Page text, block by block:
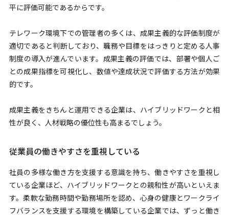
平に評価可能であるからです。
テレワーク環境下での管理者の多くは、成果主義的な評価制度が
適切であると判断しており、職務や目標をはっきりと定める人事
制度の導入が進んでいます。成果主義の評価では、部署や個人ご
との成果指標を可視化し、数値や達成状況で評価する方法が効果
的です。
成果主義をきちんと運用できる企業は、ハイブリッドワークと相
性が良く、人材戦略の優位性も高まるでしょう。
従業員の働きやすさを重視している
社員の多様な働き方を支援する意識を持ち、働きやすさを重視し
ている企業ほど、ハイブリッドワークとの親和性が高いといえま
す。柔軟な勤務時間や勤務場所を認め、心身の健康とワークライ
フバランスを支援する環境を構築している企業では、ずっと働き